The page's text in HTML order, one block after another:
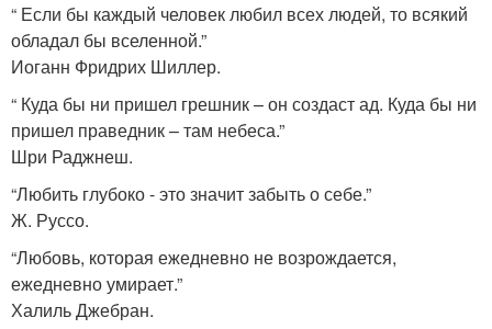
“ Если бы каждый человек любил всех людей, то всякий
обладал бы вселенной.”
Иоганн Фридрих Шиллер.
“ Куда бы ни пришел грешник – он создаст ад. Куда бы ни
пришел праведник – там небеса.”
Шри Раджнеш.
“Любить глубоко - это значит забыть о себе.”
Ж. Руссо.
“Любовь, которая ежедневно не возрождается,
ежедневно умирает.”
Халиль Джебран.